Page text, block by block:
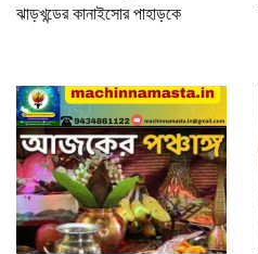
ঝাড়খন্ডের কানাইসোর পাহাড়কে